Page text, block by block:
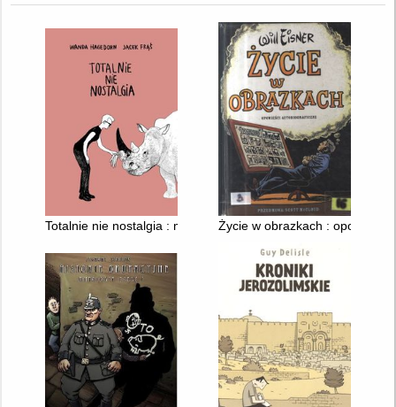
Totalnie nie nostalgia : memuarŻycie w obrazkach : opowieści